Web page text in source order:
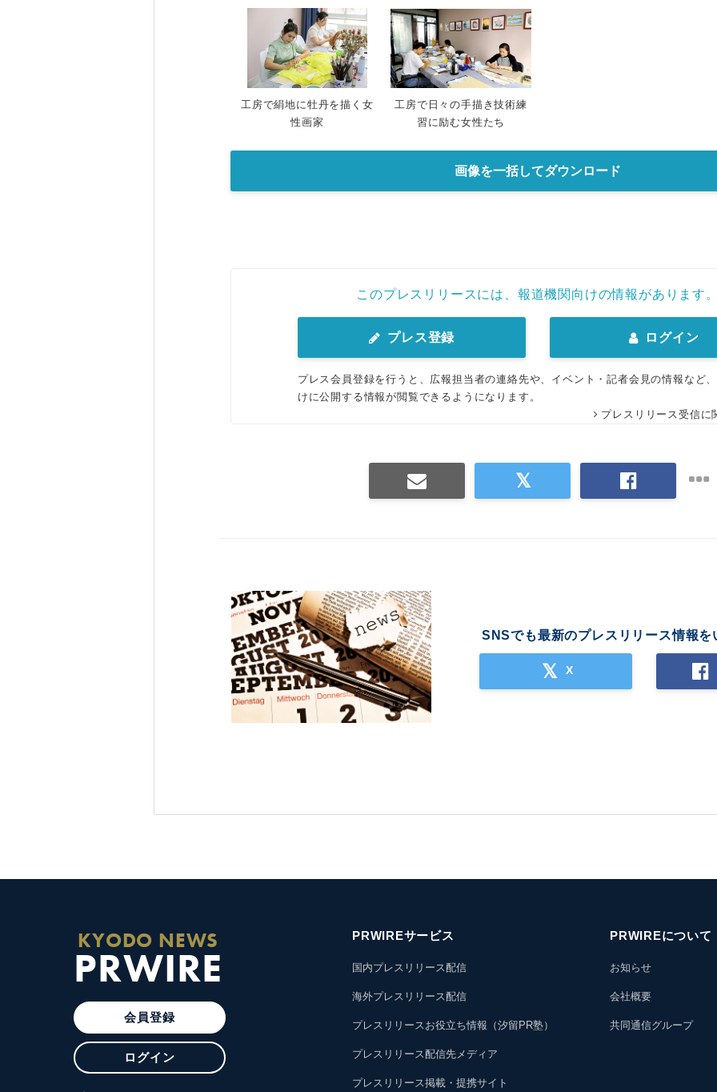
工房で絹地に牡丹を描く女
性画家
工房で日々の手描き技術練
習に励む女性たち
画像を一括してダウンロード
このプレスリリースには、報道機関向けの情報があります
プレス登録 ログイン
プレス会員登録を行うと、広報担当者の連絡先や、イベント・記者会見の情報など
けに公開する情報が閲覧できるようになります。
プレスリリース受信に
SNSでも最新のプレスリリース情報を
X
KYODO NEWS
PRWIRE
会員登録
ログイン
PRWIREサービス
国内プレスリリース配信
海外プレスリリース配信
プレスリリースお役立ち情報（汐留PR塾）
プレスリリース配信先メディア
プレスリリース掲載・提携サイト
PRWIREについて
お知らせ
会社概要
共同通信グループ